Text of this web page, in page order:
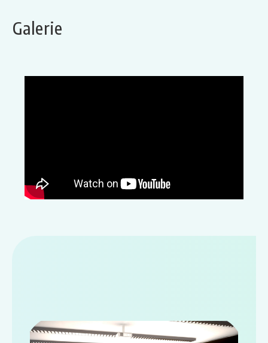
Galerie